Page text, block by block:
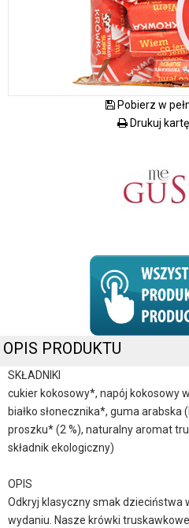
Pobierz w
Drukuj
OPIS PRODUKTU
SKŁADNIKI
cukier kokosowy*, napój kokosowy
białko słonecznika*, guma arabska
proszku* (2 %), naturalny aromat
składnik ekologiczny)
OPIS
Odkryj klasyczny smak dzieciństwa
wydaniu. Nasze krówki